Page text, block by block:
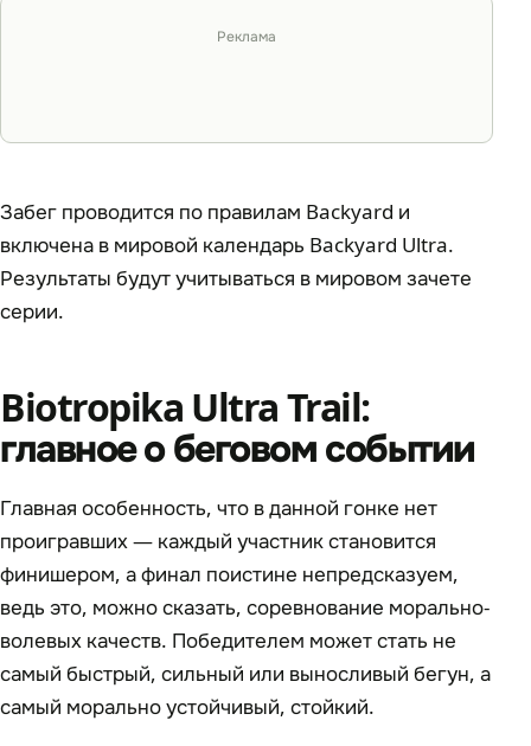
Реклама
Забег проводится по правилам Backyard и
включена в мировой календарь Backyard Ultra.
Результаты будут учитываться в мировом зачете
серии.
Biotropika Ultra Trail:
главное о беговом событии
Главная особенность, что в данной гонке нет
проигравших — каждый участник становится
финишером, а финал поистине непредсказуем,
ведь это, можно сказать, соревнование морально-
волевых качеств. Победителем может стать не
самый быстрый, сильный или выносливый бегун, а
самый морально устойчивый, стойкий.